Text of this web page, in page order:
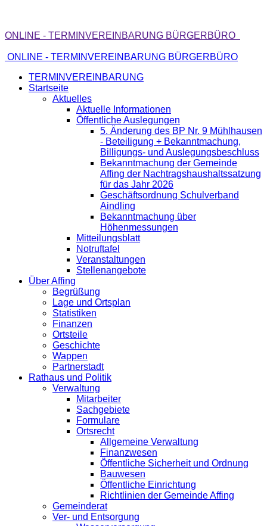
ONLINE - TERMINVEREINBARUNG BÜRGERBÜRO
ONLINE - TERMINVEREINBARUNG BÜRGERBÜRO
TERMINVEREINBARUNG
Startseite
Aktuelles
Aktuelle Informationen
Öffentliche Auslegungen
5. Änderung des BP Nr. 9 Mühlhausen
- Beteiligung + Bekanntmachung,
Billigungs- und Auslegungsbeschluss
Bekanntmachung der Gemeinde
Affing der Nachtragshaushaltssatzung
für das Jahr 2026
Geschäftsordnung Schulverband
Aindling
Bekanntmachung über
Höhenmessungen
Mitteilungsblatt
Notruftafel
Veranstaltungen
Stellenangebote
Über Affing
Begrüßung
Lage und Ortsplan
Statistiken
Finanzen
Ortsteile
Geschichte
Wappen
Partnerstadt
Rathaus und Politik
Verwaltung
Mitarbeiter
Sachgebiete
Formulare
Ortsrecht
Allgemeine Verwaltung
Finanzwesen
Öffentliche Sicherheit und Ordnung
Bauwesen
Öffentliche Einrichtung
Richtlinien der Gemeinde Affing
Gemeinderat
Ver- und Entsorgung